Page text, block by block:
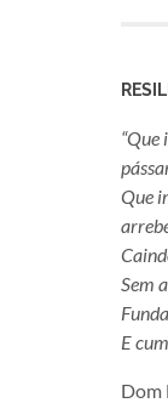
“Que
Que
Sem
E
Dom